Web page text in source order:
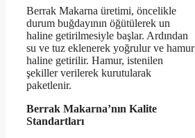
Berrak Makarna üretimi, öncelikle
durum buğdayının öğütülerek un
haline getirilmesiyle başlar. Ardından
su ve tuz eklenerek yoğrulur ve hamur
haline getirilir. Hamur, istenilen
şekiller verilerek kurutularak
paketlenir.
Berrak Makarna’nın Kalite
Standartları